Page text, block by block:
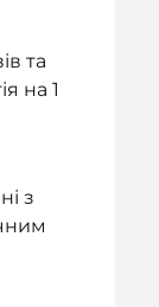
та
на 1
з